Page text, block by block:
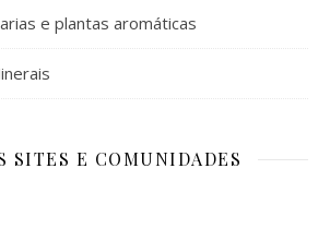
e plantas aromáticas
SITES E COMUNIDADES